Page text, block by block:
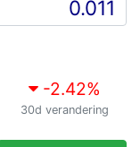
-2.42%
30d verandering